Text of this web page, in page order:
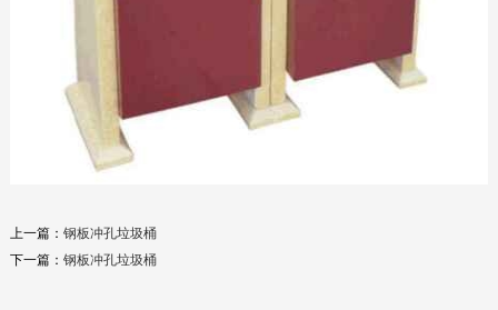
上一篇： 钢板冲孔垃圾桶
下一篇： 钢板冲孔垃圾桶